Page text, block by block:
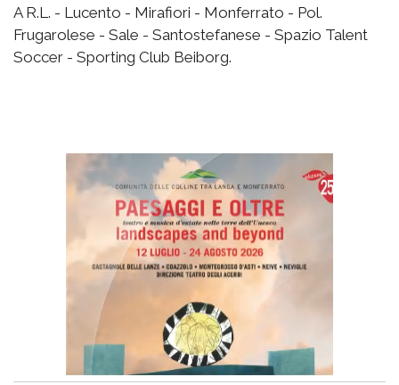
A R.L. - Lucento - Mirafiori - Monferrato - Pol.
Frugarolese - Sale - Santostefanese - Spazio Talent
Soccer - Sporting Club Beiborg.